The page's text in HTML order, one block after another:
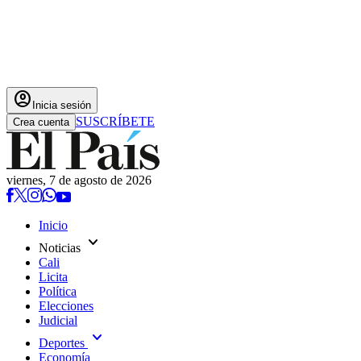
account_circle Inicia sesión
Crea cuenta SUSCRÍBETE
viernes, 7 de agosto de 2026
Inicio
Noticias expand_more
Cali
Licita
Política
Elecciones
Judicial
Deportes expand_more
Economía